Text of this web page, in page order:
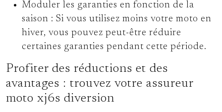
Moduler les garanties en fonction de la
saison : Si vous utilisez moins votre moto en
hiver, vous pouvez peut-être réduire
certaines garanties pendant cette période.
Profiter des réductions et des
avantages : trouvez votre assureur
moto xj6s diversion